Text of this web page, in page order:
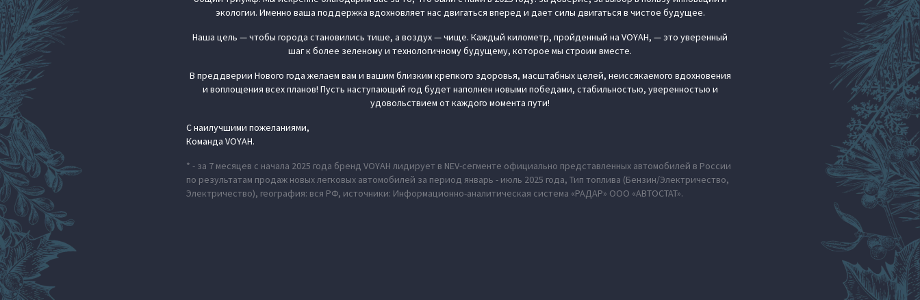
экологии. Именно ваша поддержка вдохновляет нас двигаться вперед и дает силы двигаться в чистое будущее.
Наша цель — чтобы города становились тише, а воздух — чище. Каждый километр, пройденный на VOYAH, — это уверенный
шаг к более зеленому и технологичному будущему, которое мы строим вместе.
В преддверии Нового года желаем вам и вашим близким крепкого здоровья, масштабных целей, неиссякаемого вдохновения
и воплощения всех планов! Пусть наступающий год будет наполнен новыми победами, стабильностью, уверенностью и
удовольствием от каждого момента пути!
С наилучшими пожеланиями,
Команда VOYAH.
* - за 7 месяцев с начала 2025 года бренд VOYAH лидирует в NEV-сегменте официально представленных автомобилей в России
по результатам продаж новых легковых автомобилей за период январь - июль 2025 года, Тип топлива (Бензин/Электричество,
Электричество), география: вся РФ, источники: Информационно-аналитическая система «РАДАР» ООО «АВТОСТАТ».